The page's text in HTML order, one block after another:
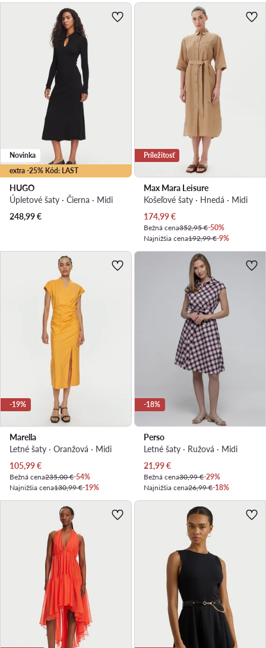
extra -25% Kód: LAST
Novinka
HUGO
Úpletové šaty · Čierna · Midi
248,99€
Príležitosť
Max Mara Leisure
Košeľové šaty · Hnedá · Midi
Aktuálna cena
174,99€
Bežná cena352,95 €-50%
Najnižšia cena192,99 €-9%
-19%
Marella
Letné šaty · Oranžová · Midi
Aktuálna cena
105,99€
Bežná cena235,00 €-54%
Najnižšia cena130,99 €-19%
-18%
Perso
Letné šaty · Ružová · Midi
Aktuálna cena
21,99€
Bežná cena30,99 €-29%
Najnižšia cena26,99 €-18%